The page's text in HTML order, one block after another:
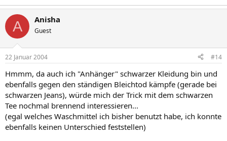
A Anisha
Guest
22 Januar 2004 #14
Hmmm, da auch ich "Anhänger" schwarzer Kleidung bin und
ebenfalls gegen den ständigen Bleichtod kämpfe (gerade bei
schwarzen Jeans), würde mich der Trick mit dem schwarzen
Tee nochmal brennend interessieren...
(egal welches Waschmittel ich bisher benutzt habe, ich konnte
ebenfalls keinen Unterschied feststellen)